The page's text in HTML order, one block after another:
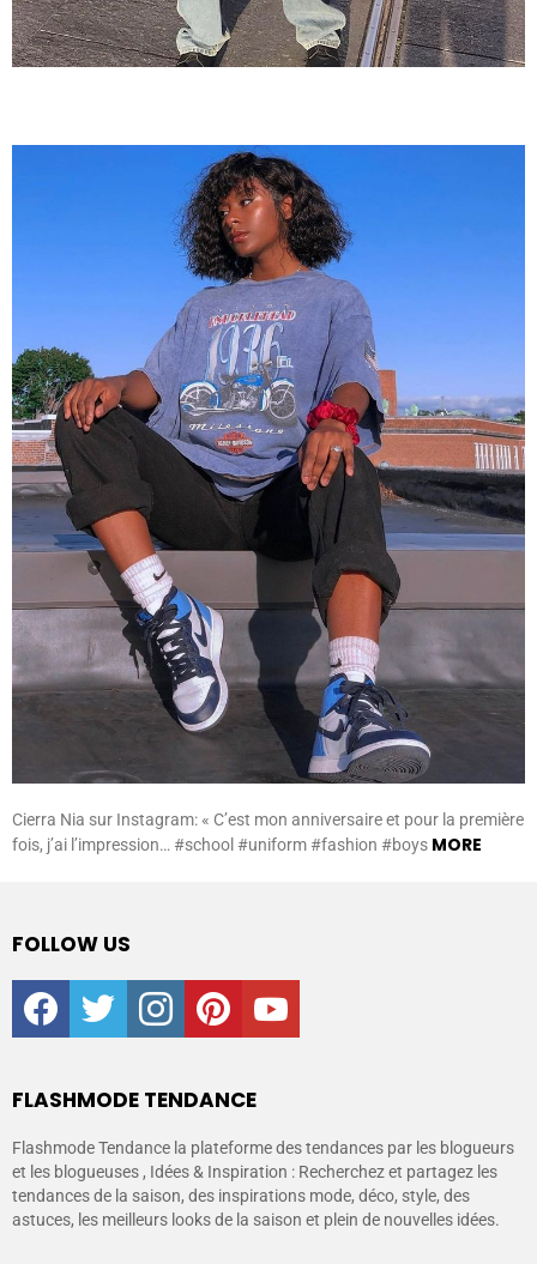
Cierra Nia sur Instagram: « C’est mon anniversaire et pour la première
fois, j’ai l’impression… #school #uniform #fashion #boys MORE
FOLLOW US
facebooktwitter instagrampinterestyoutube
FLASHMODE TENDANCE
Flashmode Tendance la plateforme des tendances par les blogueurs
et les blogueuses , Idées & Inspiration : Recherchez et partagez les
tendances de la saison, des inspirations mode, déco, style, des
astuces, les meilleurs looks de la saison et plein de nouvelles idées.